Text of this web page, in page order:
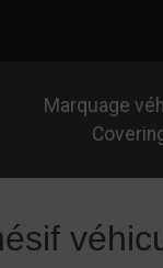
Marquage